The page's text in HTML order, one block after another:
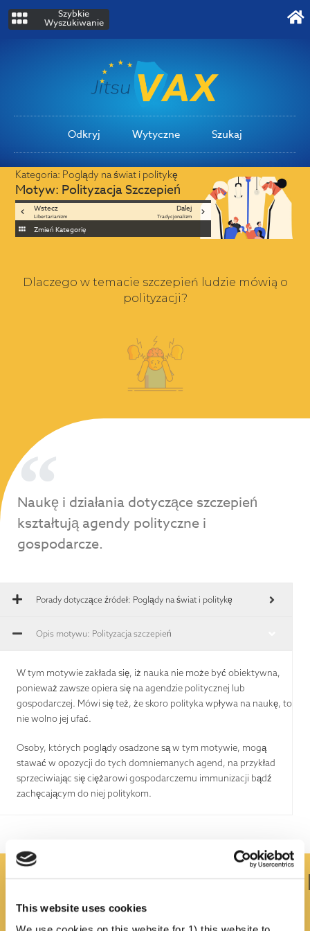
This website uses cookies
Szybkie
Wyszukiwanie
Odkryj Wytyczne Szukaj
Kategoria: Poglądy na świat i politykę
Motyw: Polityzacja Szczepień
Wstecz
Libertarianizm
Dalej
Tradycjonalizm
Zmień Kategorię
Dlaczego w temacie szczepień ludzie mówią o
polityzacji?
Naukę i działania dotyczące szczepień
kształtują agendy polityczne i
gospodarcze.
Porady dotyczące źródeł: Poglądy na świat i politykę
Opis motywu: Polityzacja szczepień
W tym motywie zakłada się, iż nauka nie może być obiektywna,
ponieważ zawsze opiera się na agendzie politycznej lub
gospodarczej. Mówi się też, że skoro polityka wpływa na naukę, to
nie wolno jej ufać.
Osoby, których poglądy osadzone są w tym motywie, mogą
stawać w opozycji do tych domniemanych agend, na przykład
sprzeciwiając się ciężarowi gospodarczemu immunizacji bądź
zachęcającym do niej politykom.
Czy istnieje w tym ziarno prawdy?